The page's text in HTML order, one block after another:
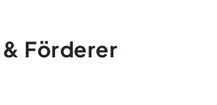
Förderer